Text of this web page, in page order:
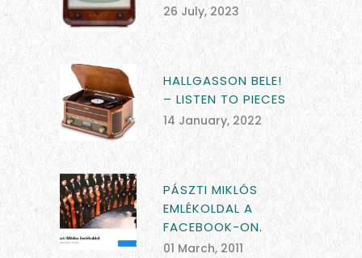
26 July, 2023
HALLGASSON BELE!
– LISTEN TO PIECES
14 January, 2022
PÁSZTI MIKLÓS
EMLÉKOLDAL A
FACEBOOK-ON.
01 March, 2011